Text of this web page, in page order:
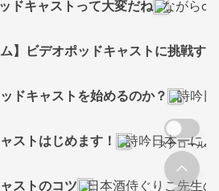
ドキャストって大変だね ながら
ム】ビデオポッドキャストに挑戦す
ドキャストを始めるのか？ 詩吟日
ストはじめます！ 詩吟日本一に
ストのコツ 日本酒侍ぐりこ先生
スクロール